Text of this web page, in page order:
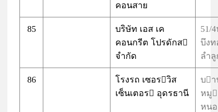
คอนสาย
85
บริษัท เอส เค
คอนกรีต โปรดักส
จำกัด
51/
บึงท
ลำ
86
โรงรถ เซอรวิส
เซ็นเตอร อุดรธานี
บา
หมู
หนอ